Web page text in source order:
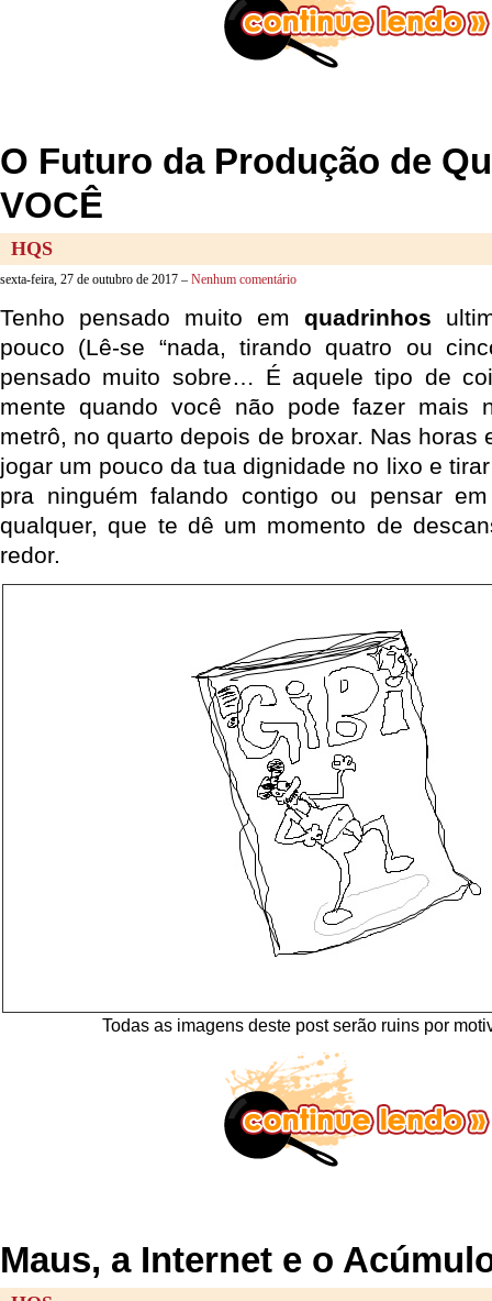
O Futuro da Produção de
VOCÊ
HQS
sexta-feira, 27 de outubro de 2017 – Nenhum comentário
Tenho pensado muito em quadrinhos
pouco (Lê-se “nada, tirando quatro ou
pensado muito sobre… É aquele tipo de
mente quando você não pode fazer mais
metrô, no quarto depois de broxar. Nas horas
jogar um pouco da tua dignidade no lixo e
pra ninguém falando contigo ou pensar
qualquer, que te dê um momento de
redor.
Todas as imagens deste post serão ruins por
Maus, a Internet e o